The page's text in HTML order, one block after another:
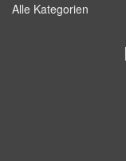
Alle Kategorien